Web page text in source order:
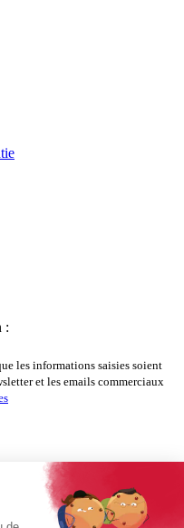
:
les informations saisies soient
et les emails commerciaux